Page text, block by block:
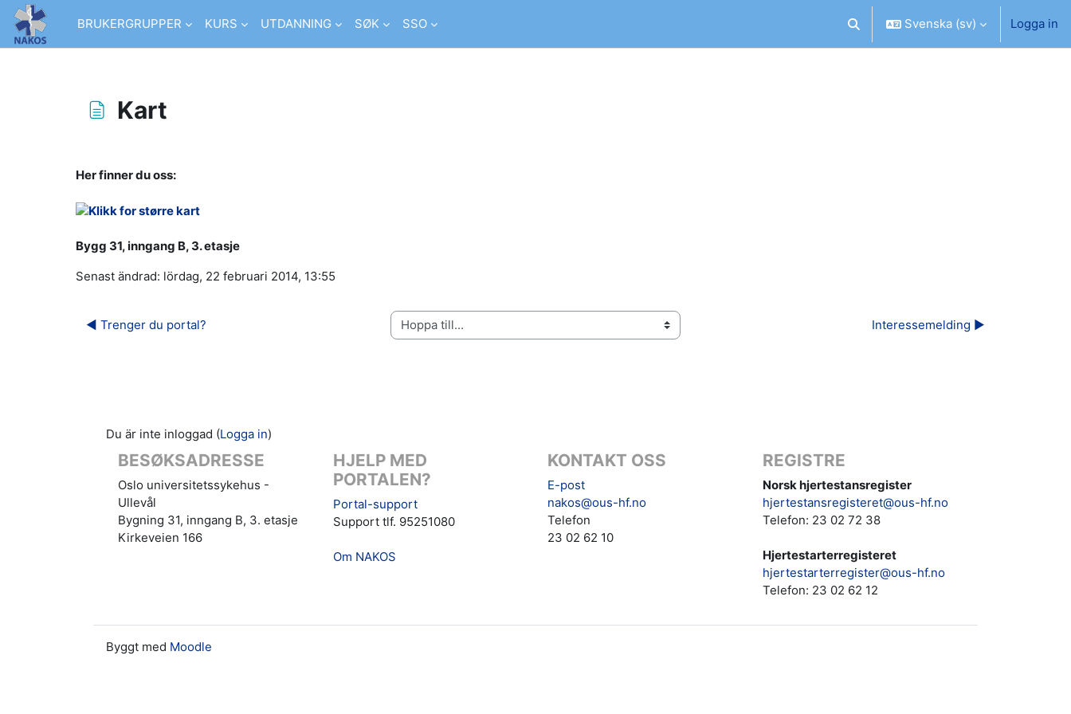
Gå direkt till huvudinnehåll
BRUKERGRUPPER
KURS UTDANNING SØK SSO Växla sökinmatning
Svenska ‎(sv)‎ Logga in
Kart
Her finner du oss:
Bygg 31, inngang B, 3. etasje
Senast ändrad: lördag, 22 februari 2014, 13:55
◀︎ Trenger du portal? Hoppa till... Interessemelding ▶︎
Du är inte inloggad (Logga in)
BESØKSADRESSE
Oslo universitetssykehus -
Ullevål
Bygning 31, inngang B, 3. etasje
Kirkeveien 166
HJELP MED
PORTALEN?
Portal-support
Support tlf. 95251080
Om NAKOS
KONTAKT OSS
E-post
nakos@ous-hf.no
Telefon
23 02 62 10
REGISTRE
Norsk hjertestansregister
hjertestansregisteret@ous-hf.no
Telefon: 23 02 72 38
Hjertestarterregisteret
hjertestarterregister@ous-hf.no
Telefon: 23 02 62 12‬‬
Byggt med Moodle